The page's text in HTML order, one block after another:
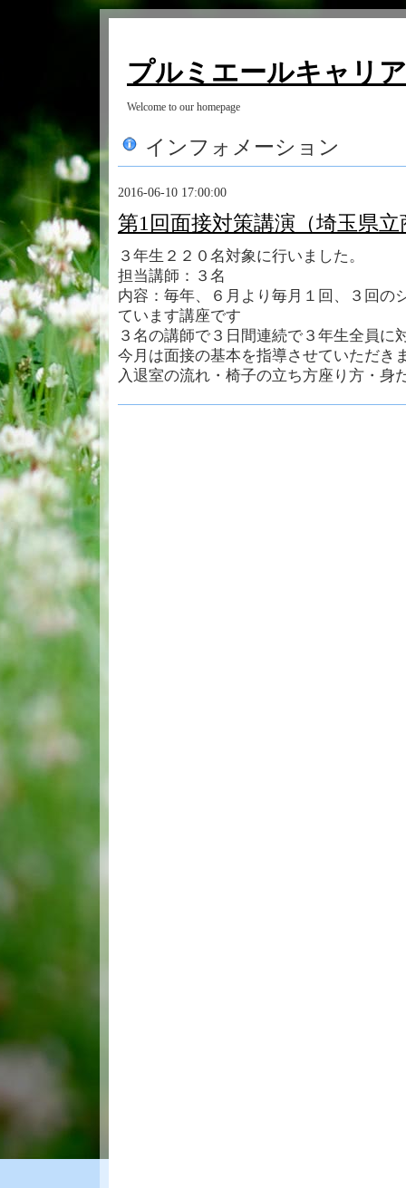
プルミエールキャリア
Welcome to our homepage
インフォメーション
2016-06-10 17:00:00
第1回面接対策講演（埼玉県
３年生２２０名対象に行いました。
担当講師：３名
内容：毎年、６月より毎月１回、３回の
ています講座です
３名の講師で３日間連続で３年生全員に
今月は面接の基本を指導させていただき
入退室の流れ・椅子の立ち方座り方・